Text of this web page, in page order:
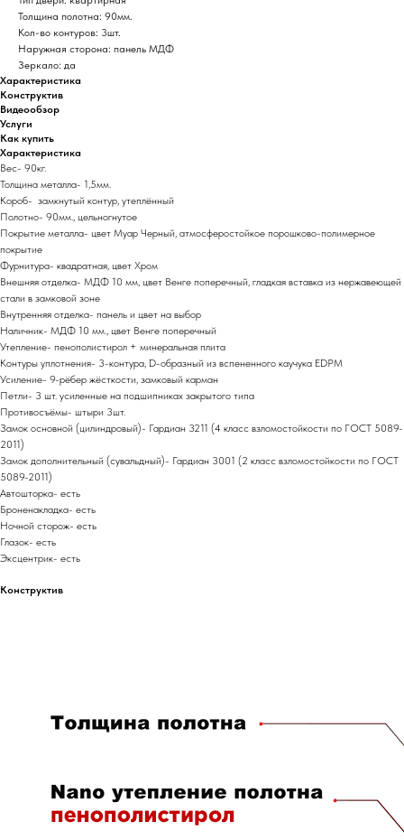
Толщина полотна: 90мм.
Кол-во контуров: 3шт.
Наружная сторона: панель МДФ
Зеркало: да
Характеристика
Конструктив
Видеообзор
Услуги
Как купить
Характеристика
Вес- 90кг.
Толщина металла- 1,5мм.
Короб- замкнутый контур, утеплённый
Полотно- 90мм., цельногнутое
Покрытие металла- цвет Муар Черный, атмосферостойкое порошково-полимерное
покрытие
Фурнитура- квадратная, цвет Хром
Внешняя отделка- МДФ 10 мм, цвет Венге поперечный, гладкая вставка из нержавеющей
стали в замковой зоне
Внутренняя отделка- панель и цвет на выбор
Наличник- МДФ 10 мм., цвет Венге поперечный
Утепление- пенополистирол + минеральная плита
Контуры уплотнения- 3-контура, D-образный из вспененного каучука EDPM
Усиление- 9-рёбер жёсткости, замковый карман
Петли- 3 шт. усиленные на подшипниках закрытого типа
Противосъёмы- штыри 3шт.
Замок основной (цилиндровый)- Гардиан 3211 (4 класс взломостойкости по ГОСТ 5089-
2011)
Замок дополнительный (сувальдный)- Гардиан 3001 (2 класс взломостойкости по ГОСТ
5089-2011)
Автошторка- есть
Броненакладка- есть
Ночной сторож- есть
Глазок- есть
Эксцентрик- есть
Конструктив